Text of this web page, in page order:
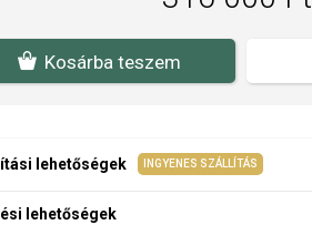
Kosárba teszem
lehetőségek INGYENES SZÁLLÍTÁS
lehetőségek